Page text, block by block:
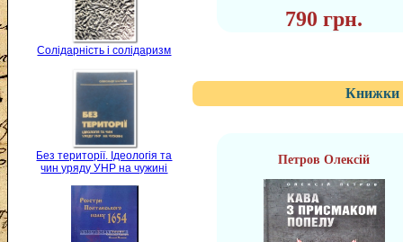
Солідарність і солідаризм
Без території. Ідеологія та
чин уряду УНР на чужині
790 грн.
Книжки
Петров Олексій